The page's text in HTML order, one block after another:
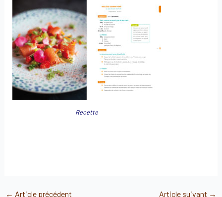
Recette
← Article précédent Article suivant →